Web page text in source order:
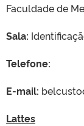
Faculdade de
Sala:
Telefone:
E-mail:
Lattes